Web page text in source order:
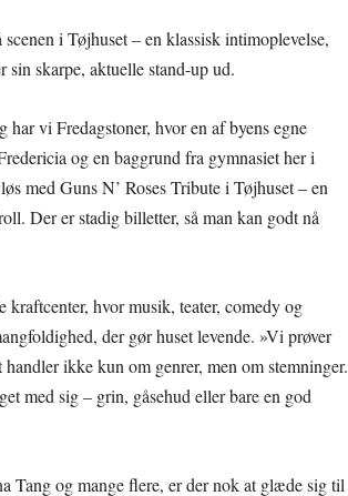
i Tøjhuset – en klassisk intimoplevelse,
skarpe, aktuelle stand-up ud.
vi Fredagstoner, hvor en af byens egne
og en baggrund fra gymnasiet her i
med Guns N’ Roses Tribute i Tøjhuset – en
Der er stadig billetter, så man kan godt nå
kraftcenter, hvor musik, teater, comedy og
der gør huset levende. »Vi prøver
ikke kun om genrer, men om stemninger.
med sig – grin, gåsehud eller bare en god
Tang og mange flere, er der nok at glæde sig til